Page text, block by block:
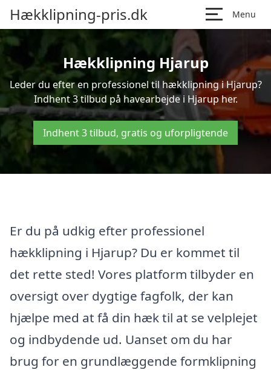
Hækklipning-pris.dk Menu
Hækklipning Hjarup
Leder du efter en professionel til hækklipning i Hjarup?
Indhent 3 tilbud på havearbejde i Hjarup her.
Indhent 3 tilbud, gratis og uforpligtende
Er du på udkig efter professionel
hækklipning i Hjarup? Du er kommet til
det rette sted! Vores platform tilbyder en
oversigt over dygtige fagfolk, der kan
hjælpe med at få din hæk til at se velplejet
og indbydende ud. Uanset om du har
brug for en grundlæggende formklipning